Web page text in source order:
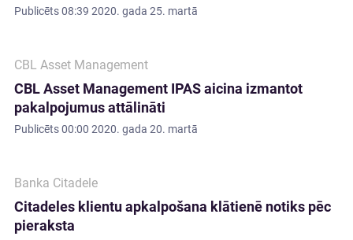
Publicēts08:39 2020. gada 25. martā
CBL Asset Management
CBL Asset Management IPAS aicina izmantot
pakalpojumus attālināti
Publicēts00:00 2020. gada 20. martā
Banka Citadele
Citadeles klientu apkalpošana klātienē notiks pēc
pieraksta